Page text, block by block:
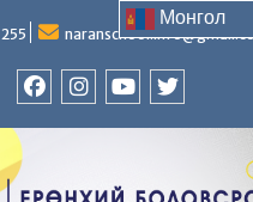
Монгол